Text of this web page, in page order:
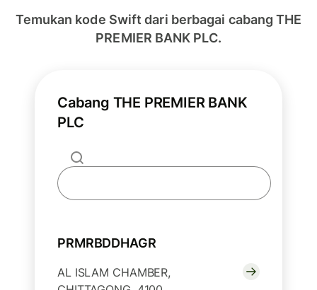
Temukan kode Swift dari berbagai cabang THE
PREMIER BANK PLC.
Cabang THE PREMIER BANK
PLC
PRMRBDDHAGR
AL ISLAM CHAMBER,